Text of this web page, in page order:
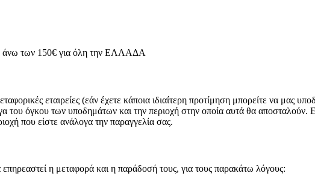
άνω των 150€ για όλη την ΕΛΛΑΔΑ
εταιρείες (εάν έχετε κάποια ιδιαίτερη προτίμηση μπορείτε να μας
του όγκου των υποδημάτων και την περιοχή στην οποία αυτά θα
που είστε ανάλογα την παραγγελία σας.
η μεταφορά και η παράδοσή τους, για τους παρακάτω λόγους: